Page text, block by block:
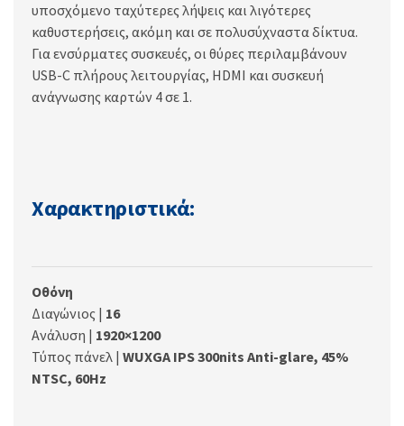
υποσχόμενο ταχύτερες λήψεις και λιγότερες
καθυστερήσεις, ακόμη και σε πολυσύχναστα δίκτυα.
Για ενσύρματες συσκευές, οι θύρες περιλαμβάνουν
USB-C πλήρους λειτουργίας, HDMI και συσκευή
ανάγνωσης καρτών 4 σε 1.
Χαρακτηριστικά:
Οθόνη
Διαγώνιος | 16
Ανάλυση | 1920×1200
Τύπος πάνελ | WUXGA IPS 300nits Anti-glare, 45%
NTSC, 60Hz